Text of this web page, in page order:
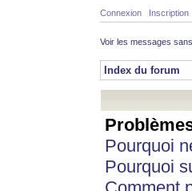
Connexion Inscription
Voir les messages
Index du forum
Pourquoi
Pourquoi